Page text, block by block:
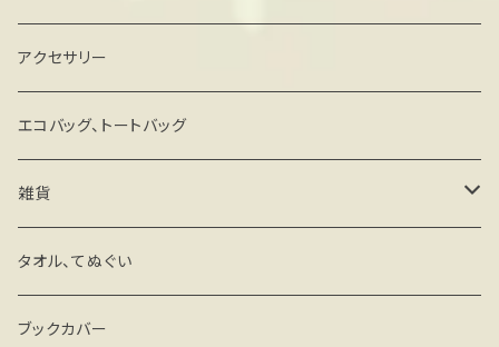
アクセサリー
エコバッグ、トートバッグ
雑貨
キーホルダー・ストラップ
ミラー
タオル、てぬぐい
ブックカバー